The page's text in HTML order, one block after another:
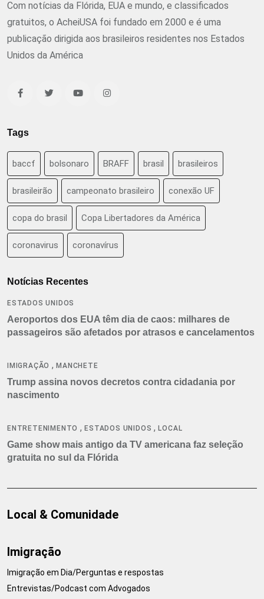
Com notícias da Flórida, EUA e mundo, e classificados
gratuitos, o AcheiUSA foi fundado em 2000 e é uma
publicação dirigida aos brasileiros residentes nos Estados
Unidos da América
Tags
baccf bolsonaro BRAFF brasil brasileiros
brasileirão campeonato brasileiro conexão UF
copa do brasil Copa Libertadores da América
coronavirus coronavírus
Notícias Recentes
ESTADOS UNIDOS
Aeroportos dos EUA têm dia de caos: milhares de
passageiros são afetados por atrasos e cancelamentos
IMIGRAÇÃO ,MANCHETE
Trump assina novos decretos contra cidadania por
nascimento
ENTRETENIMENTO ,ESTADOS UNIDOS ,LOCAL
Game show mais antigo da TV americana faz seleção
gratuita no sul da Flórida
Local & Comunidade
Imigração
Imigração em Dia/Perguntas e respostas
Entrevistas/Podcast com Advogados